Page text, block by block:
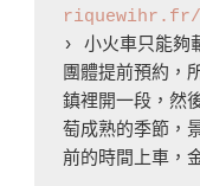
riquewihr.fr/
› 小火車只能夠
團體提前預約，
鎮裡開一段，然
萄成熟的季節，
前的時間上車，